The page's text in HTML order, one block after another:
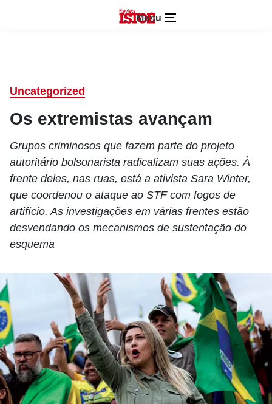
Menu
Uncategorized
Os extremistas avançam
Grupos criminosos que fazem parte do projeto
autoritário bolsonarista radicalizam suas ações. À
frente deles, nas ruas, está a ativista Sara Winter,
que coordenou o ataque ao STF com fogos de
artifício. As investigações em várias frentes estão
desvendando os mecanismos de sustentação do
esquema